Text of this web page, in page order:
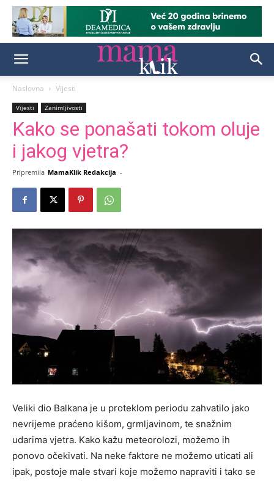
Naslovna Vijesti
Vijesti Zanimljivosti
Kako se ponašati tokom oluje
i jakog vjetra?
Pripremila MamaKlik Redakcija -
Veliki dio Balkana je u proteklom periodu zahvatilo jako
nevrijeme praćeno kišom, grmljavinom, te snažnim
udarima vjetra. Kako kažu meteorolozi, možemo ih
ponovo očekivati. Na neke faktore ne možemo uticati ali
ipak, postoje male stvari koje možemo napraviti i tako se